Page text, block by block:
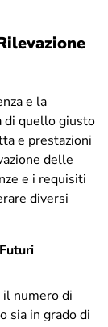
e la
di quello giusto
e prestazioni
delle
e i requisiti
diversi
il numero di
sia in grado di